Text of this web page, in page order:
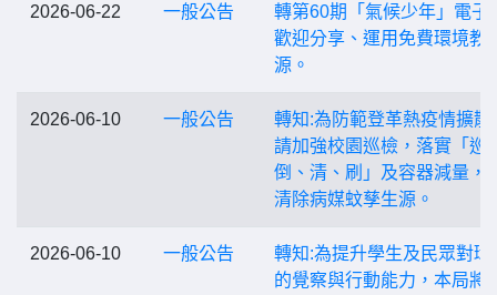
2026-06-22 一般公告
轉第60期「氣候少年」電子
歡迎分享、運用免費環境教
源。
2026-06-10 一般公告
轉知:為防範登革熱疫情擴散
請加強校園巡檢，落實「巡
倒、清、刷」及容器減量，
清除病媒蚊孳生源。
2026-06-10 一般公告
轉知:為提升學生及民眾對環
的覺察與行動能力，本局將